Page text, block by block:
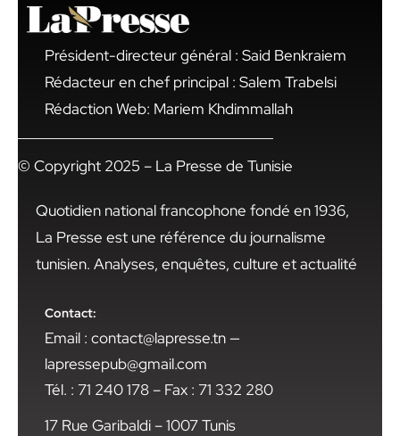
Président-directeur général : Said Benkraiem
Rédacteur en chef principal : Salem Trabelsi
Rédaction Web: Mariem Khdimmallah
© Copyright 2025 – La Presse de Tunisie
Quotidien national francophone fondé en 1936,
La Presse est une référence du journalisme
tunisien. Analyses, enquêtes, culture et actualité
Contact:
Email : contact@lapresse.tn —
lapressepub@gmail.com
Tél. : 71 240 178 – Fax : 71 332 280
17 Rue Garibaldi – 1007 Tunis